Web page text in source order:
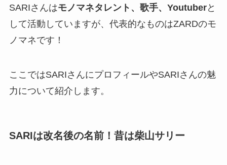
SARIさんはモノマネタレント、歌手、Youtuberと
して活動していますが、代表的なものはZARDのモ
ノマネです！
ここではSARIさんにプロフィールやSARIさんの魅
力について紹介します。
SARIは改名後の名前！昔は柴山サリー